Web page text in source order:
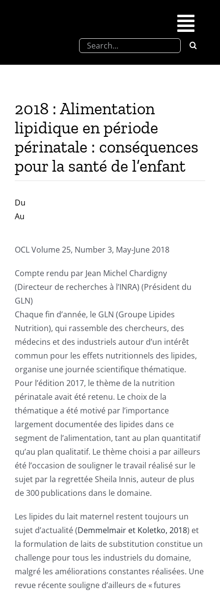
SFEL
SFEL thesis prize
Upcoming congresses
Search
2018 : Alimentation
lipidique en période
périnatale : conséquences
pour la santé de l’enfant
Du
Au
OCL Volume 25, Number 3, May-June 2018
Compte rendu par Jean Michel Chardigny
(Directeur de recherches à l’INRA) (Président du
GLN)
Chaque fin d’année, le GLN (Groupe Lipides
Nutrition), qui rassemble des chercheurs, des
médecins et des industriels autour d’un intérêt
commun pour les effets nutritionnels des lipides,
organise une journée scientifique thématique.
Pour l’édition 2017, le thème de la nutrition
périnatale avait été retenu. Le choix de la
thématique a été motivé par l’importance
largement documentée des lipides dans ce
segment de l’alimentation, tant au plan quantitatif
qu’au plan qualitatif. Le thème choisi a par ailleurs
été l’occasion de souligner le travail réalisé sur le
sujet par la regrettée Sheila Innis, auteur de plus
de 300 publications dans le domaine.
Les lipides du lait maternel restent toujours un
sujet d’actualité (Demmelmair et Koletko, 2018) et
la formulation de laits de substitution constitue un
challenge pour tous les industriels du domaine,
malgré les améliorations constantes réalisées. Une
revue récente souligne d’ailleurs de « futures